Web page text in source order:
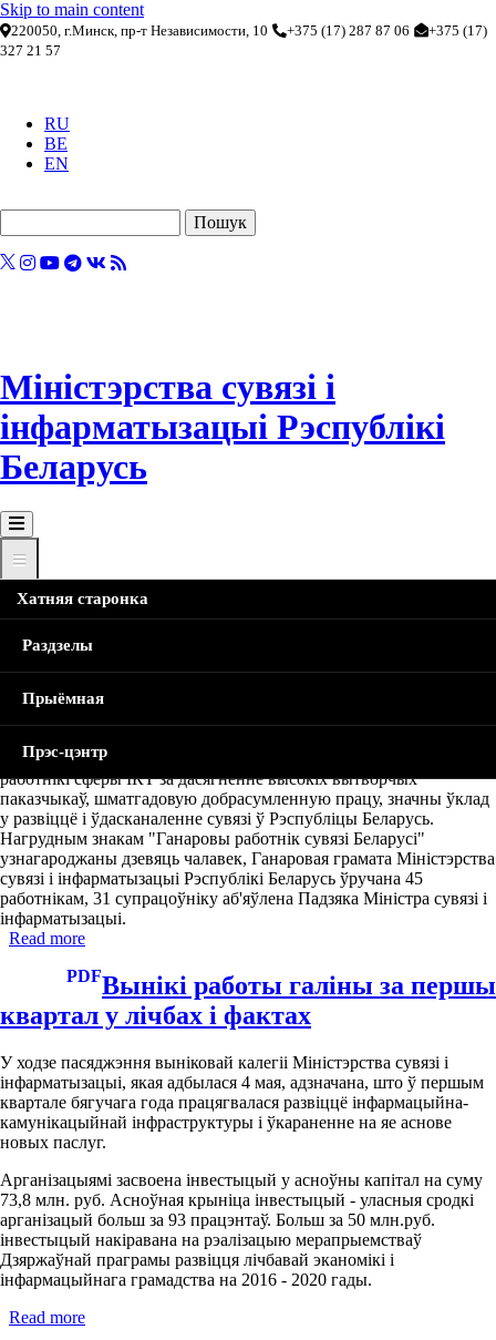
Skip to main content
220050, г.Минск, пр-т Независимости, 10 +375 (17) 287 87 06
+375 (17)
327 21 57
RU
BE
EN
Міністэрства сувязі і
інфарматызацыі Рэспублікі
Беларусь
Хатняя старонка
Раздзелы
Прыёмная
Прэс-цэнтр
напярэдадні прафесійнага свята
Предложить исправление
тэлебачання і сувязі ва ўрачыстай абстаноўцы ўзнагароджаны
работнікі сферы ІКТ за дасягненне высокіх вытворчых
паказчыкаў, шматгадовую добрасумленную працу, значны ўклад
у развіццё і ўдасканаленне сувязі ў Рэспубліцы Беларусь.
Нагрудным знакам "Ганаровы работнік сувязі Беларусі"
узнагароджаны дзевяць чалавек, Ганаровая грамата Міністэрства
сувязі і інфарматызацыі Рэспублікі Беларусь ўручана 45
работнікам, 31 супрацоўніку аб'яўлена Падзяка Міністра сувязі і
інфарматызацыі.­
Read more
работнікаў
галіны
напярэдадні
свята
Предложить
исправление
PDFВынікі работы галіны за першы
квартал у лічбах і фактах
У ходзе пасяджэння выніковай калегіі Міністэрства сувязі і
інфарматызацыі, якая адбылася 4 мая, адзначана, што ў першым
квартале бягучага года працягвалася развіццё інфармацыйна-
камунікацыйнай інфраструктуры і ўкараненне на яе аснове
новых паслуг.
Арганізацыямі засвоена інвестыцый у асноўны капітал на суму
73,8 млн. руб. Асноўная крыніца інвестыцый - уласныя сродкі
арганізацый больш за 93 працэнтаў. Больш за 50 млн.руб.
інвестыцый накіравана на рэалізацыю мерапрыемстваў
Дзяржаўнай праграмы развіцця лічбавай эканомікі і
інфармацыйнага грамадства на 2016 - 2020 гады.
Read more